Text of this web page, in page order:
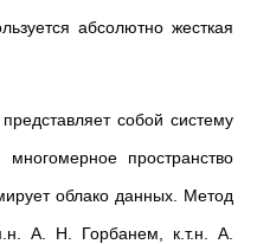
абсолютно жесткая
собой систему
пространство
облако данных. Метод
А. Н. Горбанем, к.т.н. А.